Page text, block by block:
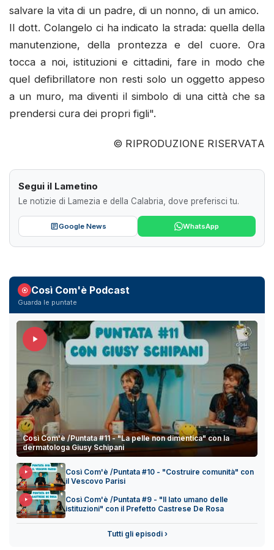
salvare la vita di un padre, di un nonno, di un amico. ​
Il dott. Colangelo ci ha indicato la strada: quella della
manutenzione, della prontezza e del cuore. Ora
tocca a noi, istituzioni e cittadini, fare in modo che
quel defibrillatore non resti solo un oggetto appeso
a un muro, ma diventi il simbolo di una città che sa
prendersi cura dei propri figli".
© RIPRODUZIONE RISERVATA
Segui il Lametino
Le notizie di Lamezia e della Calabria, dove preferisci tu.
Google News WhatsApp
Così Com'è Podcast
Guarda le puntate
Così Com'è /Puntata #11 - "La pelle non dimentica" con la
dermatologa Giusy Schipani
Così Com'è /Puntata #10 - "Costruire comunità" con
il Vescovo Parisi
Così Com'è /Puntata #9 - "Il lato umano delle
istituzioni" con il Prefetto Castrese De Rosa
Tutti gli episodi ›